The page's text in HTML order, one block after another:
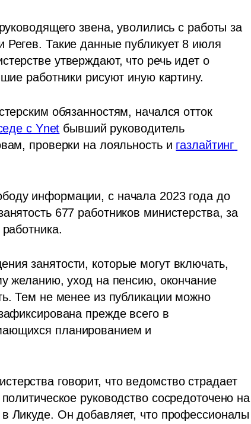
звена, уволились с работы за
Такие данные публикует 8 июля
утверждают, что речь идет о
работники рисуют иную картину.
обязанностям, начался отток
с Ynet бывший руководитель
проверки на лояльность и
информации, с начала 2023 года до
677 работников министерства, за
занятости, которые могут включать,
желанию, уход на пенсию, окончание
Тем не менее из публикации можно
прежде всего в
планированием и
говорит, что ведомство страдает
руководство сосредоточено на
Ликуде. Он добавляет, что профессионалы